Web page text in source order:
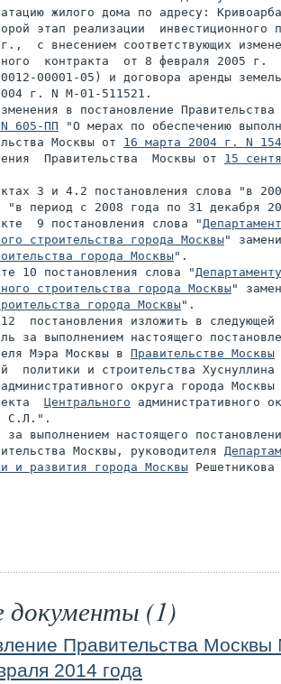
жилого дома по адресу:
этап реализации  инвестиционного
с внесением соответствующих
контракта  от 8 февраля 2005 г.
00001-05) и договора аренды
г. N М-01-511521.
605-ПП "О мерах по обеспечению
Москвы от 16 марта 2004 г. N
Правительства  Москвы от 15
3 и 4.2 постановления слова "в
"в период с 2008 года по 31 декабря
9 постановления слова "
строительства города Москвы"
города Москвы".
10 постановления слова "
строительства города Москвы"
города Москвы".
постановления изложить в следующей
за выполнением настоящего
Мэра Москвы в Правительстве Москвы
политики и строительства
округа города Москвы
Центрального административного
С.Л.".
за выполнением настоящего
Москвы, руководителя
и развития города Москвы
документы (1)
Правительства
2014 года